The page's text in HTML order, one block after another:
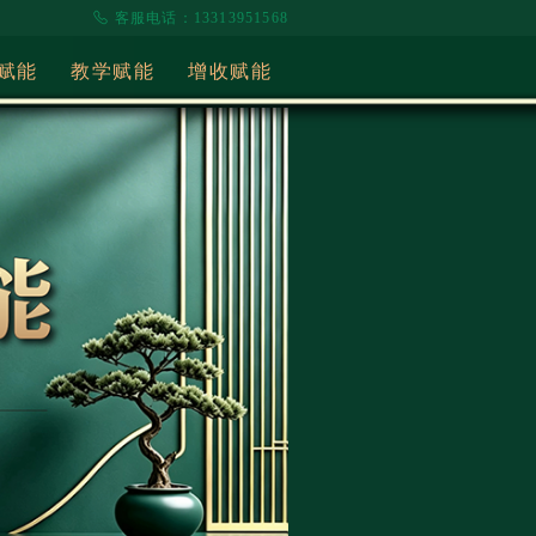
客服电话：13313951568
能 教学赋能 增收赋能